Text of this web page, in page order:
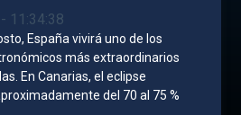
11:34:38
España vivirá uno de los
más extraordinarios
En Canarias, el eclipse
del 70 al 75 %